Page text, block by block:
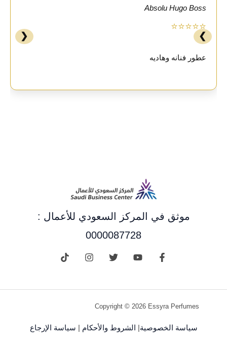
Absolu Hugo Boss
⭐⭐⭐⭐⭐
عطور فنانه وهاديه
❮ ❯
موثق في المركز السعودي للأعمال :
0000087728
Copyright © 2026 Essyra Perfumes
سياسة الخصوصية الشروط والأحكام سياسة الإرجاع